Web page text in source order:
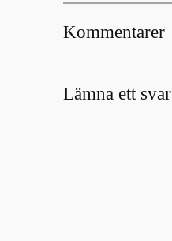
Kommentarer
Lämna ett svar